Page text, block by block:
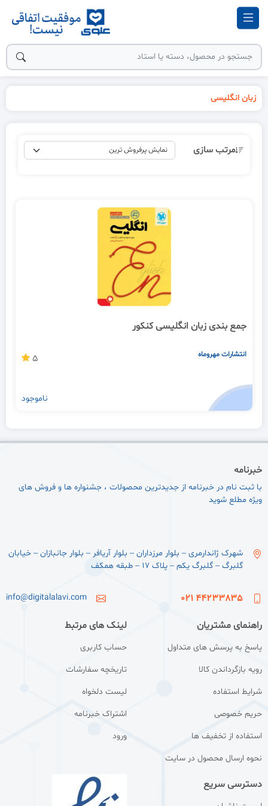
زبان انگلیسی
مرتب سازی
جمع بندی زبان انگلیسی کنکور
انتشارات مهروماه 5
ناموجود
خبرنامه
با ثبت نام در خبرنامه از جدیدترین محصولات ، جشنواره ها و فروش های
ویژه مطلع شوید
شهرک ژاندارمری – بلوار مرزداران – بلوار آریافر – بلوار جانبازان – خیابان
گلبرگ – گلبرگ یکم – پلاک ۱۷ – طبقه همکف
44233835 021
info@digitalalavi.com
راهنمای مشتریان
پاسخ به پرسش های متداول
رویه بازگرداندن کالا
شرایط استفاده
حریم خصوصی
استفاده از تخفیف ها
نحوه ارسال محصول در سایت
لینک های مرتبط
حساب کاربری
تاریخچه سفارشات
لیست دلخواه
اشتراک خبرنامه
ورود
دسترسی سریع